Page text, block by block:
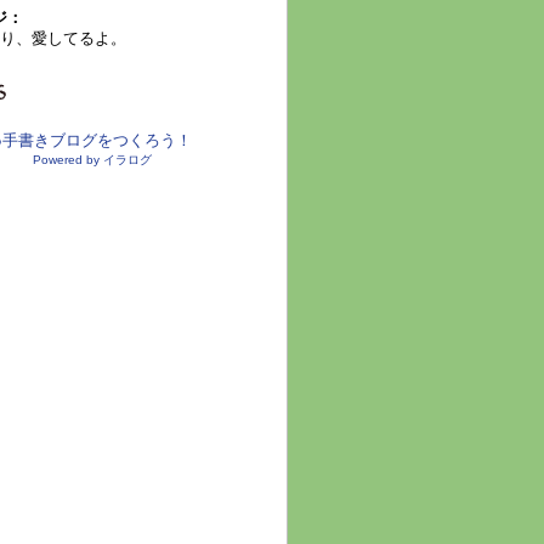
、愛してるよ。
書きブログをつくろう！
Powered by イラログ